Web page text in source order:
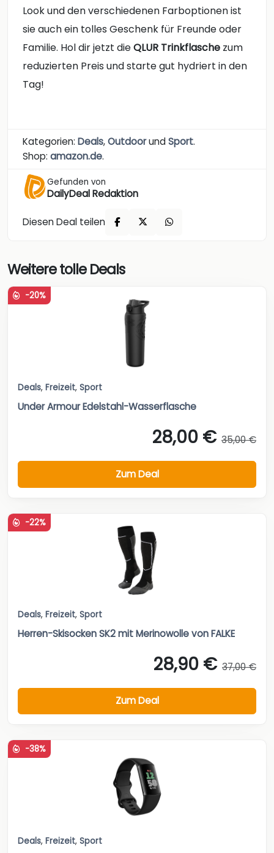
Look und den verschiedenen Farboptionen ist
sie auch ein tolles Geschenk für Freunde oder
Familie. Hol dir jetzt dieQLUR Trinkflasche zum
reduzierten Preis und starte gut hydriert in den
Tag!
Kategorien: Deals,OutdoorundSport.
Shop: amazon.de.
Gefunden von
DailyDeal Redaktion
Diesen Deal teilen
Weitere tolle Deals
-20%
Deals, Freizeit, Sport
Under Armour Edelstahl-Wasserflasche
28,00 € 35,00 €
Zum Deal
-22%
Deals, Freizeit, Sport
Herren-Skisocken SK2 mit Merinowolle von FALKE
28,90 € 37,00 €
Zum Deal
-38%
Deals, Freizeit, Sport